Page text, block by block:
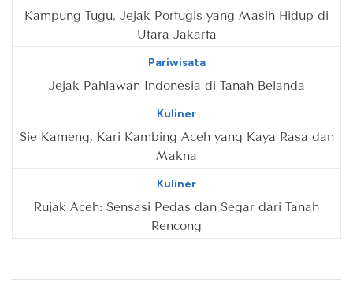
Kampung Tugu, Jejak Portugis yang Masih Hidup di
Utara Jakarta
Pariwisata
Jejak Pahlawan Indonesia di Tanah Belanda
Kuliner
Sie Kameng, Kari Kambing Aceh yang Kaya Rasa dan
Makna
Kuliner
Rujak Aceh: Sensasi Pedas dan Segar dari Tanah
Rencong